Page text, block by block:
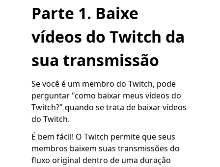
Parte 1. Baixe
vídeos do Twitch da
sua transmissão
Se você é um membro do Twitch, pode
perguntar "como baixar meus vídeos do
Twitch?" quando se trata de baixar vídeos
do Twitch.
É bem fácil! O Twitch permite que seus
membros baixem suas transmissões do
fluxo original dentro de uma duração